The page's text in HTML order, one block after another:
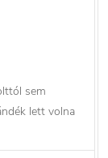
sem
lett volna